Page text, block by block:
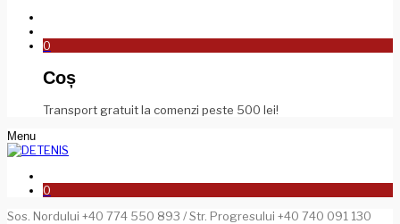
0
Coș
Transport gratuit la comenzi peste 500 lei!
Menu
0
Sos. Nordului +40 774 550 893 / Str. Progresului +40 740 091 130